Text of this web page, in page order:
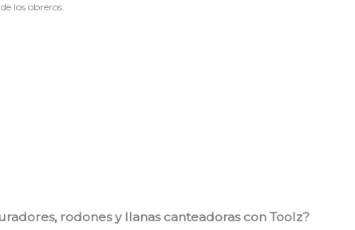
los obreros.
rodones y llanas canteadoras con Toolz?